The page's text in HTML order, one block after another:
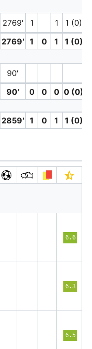
2769′ 1 1 1 (0)
2769′ 1 0 1 1 (0)
90′
90′ 0 0 0 0 (0)
2859′ 1 0 1 1 (0)
6.6
6.3
6.5